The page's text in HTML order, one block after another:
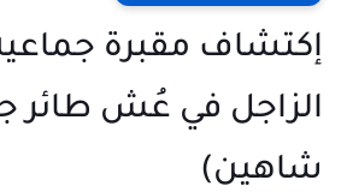
إكتشاف مقبرة
الزاجل في عُش طائر
شاهين)